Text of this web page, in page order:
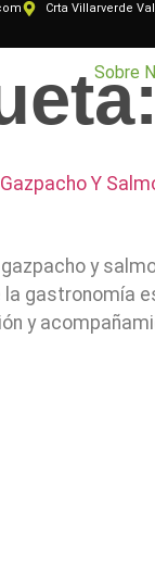
Crta Villarverde
Sobre
Y
y
gastronomía
y